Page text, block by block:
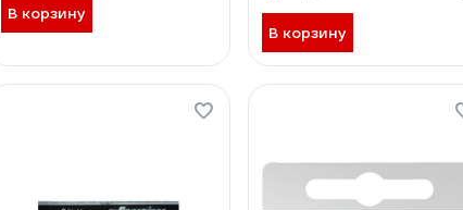
В корзину
В корзину